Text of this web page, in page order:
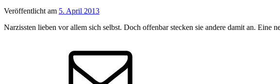
Veröffentlicht am 5. April 2013
Narzissten lieben vor allem sich selbst. Doch offenbar stecken sie andere damit an. Eine